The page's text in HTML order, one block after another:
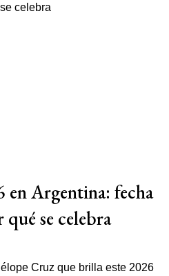
Argentina: fecha
qué se celebra